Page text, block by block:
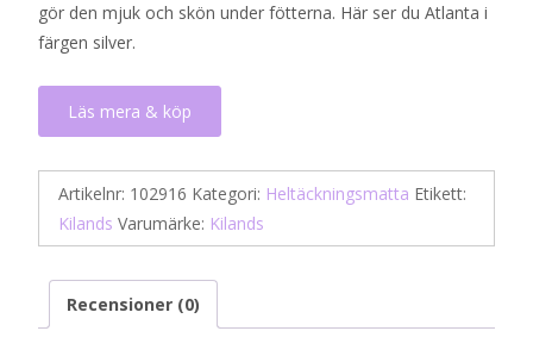
gör den mjuk och skön under fötterna. Här ser du Atlanta i
färgen silver.
Läs mera & köp
Artikelnr: 102916 Kategori: Heltäckningsmatta Etikett:
Kilands Varumärke: Kilands
Recensioner (0)